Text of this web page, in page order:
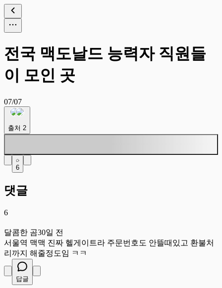
전국 맥도날드 능력자 직원들
이 모인 곳
07/07
출처 2
6
댓글
6
달콤한 곰30일 전
서울역 맥맥 진짜 헬게이트라 주문번호도 안뜰때있고 환불처
리까지 해줄정도임 ㅋㅋ
답글